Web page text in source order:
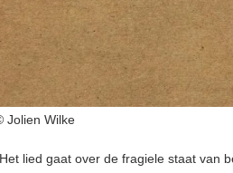
Jolien Wilke
lied gaat over de fragiele staat van